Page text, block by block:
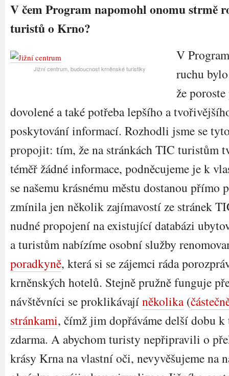
V čem Program napomohl onomu strmě
turistů o Krno?
Jižní centrum, budoucnost krněnské turistiky
V
ruchu
že
dovolené a také potřeba lepšího a
poskytování informací. Rozhodli jsme se
propojit: tím, že na stránkách TIC turistům
téměř žádné informace, podněcujeme je k
se našemu krásnému městu dostanou přímo
zmínila jen několik zajímavostí ze stránek
nudné propojení na existující databázi
a turistům nabízíme osobní služby
poradkyně, která si se zájemci ráda
krněnských hotelů. Stejně pružně funguje
návštěvníci se proklikávajíněkolika(
stránkami, čímž jim dopřáváme delší dobu k
zdarma. A abychom turisty nepřipravili o
krásy Krna na vlastní oči, nevyvěšujeme na